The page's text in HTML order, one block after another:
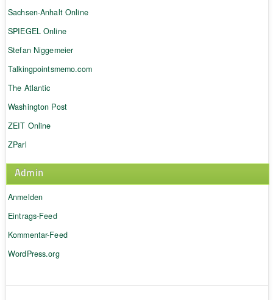
Sachsen-Anhalt Online
SPIEGEL Online
Stefan Niggemeier
Talkingpointsmemo.com
The Atlantic
Washington Post
ZEIT Online
ZParl
Admin
Anmelden
Eintrags-Feed
Kommentar-Feed
WordPress.org